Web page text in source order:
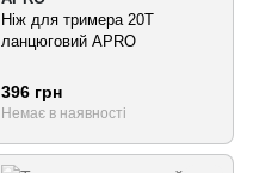
Ніж для тримера 20Т
ланцюговий APRO
396 грн
Немає в наявності